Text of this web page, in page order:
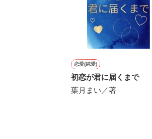
✼••┈┈┈┈••✼
青扇学園同級生
氷室仁
須王燎
☆青扇シリーズは、
✼••┈┈┈┈••✼••┈┈┈┈••✼
恋愛(純愛)
初恋が君に届くまで
葉月まい／著